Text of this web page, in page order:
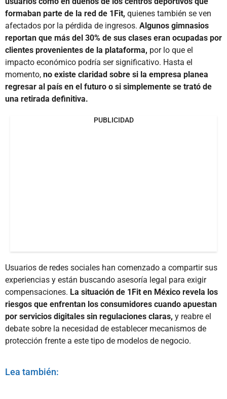
formaban parte de la red de 1Fit, quienes también se ven
afectados por la pérdida de ingresos. Algunos gimnasios
reportan que más del 30% de sus clases eran ocupadas por
clientes provenientes de la plataforma, por lo que el
impacto económico podría ser significativo. Hasta el
momento, no existe claridad sobre si la empresa planea
regresar al país en el futuro o si simplemente se trató de
una retirada definitiva.
PUBLICIDAD
Usuarios de redes sociales han comenzado a compartir sus
experiencias y están buscando asesoría legal para exigir
compensaciones. La situación de 1Fit en México revela los
riesgos que enfrentan los consumidores cuando apuestan
por servicios digitales sin regulaciones claras, y reabre el
debate sobre la necesidad de establecer mecanismos de
protección frente a este tipo de modelos de negocio.
Lea también: